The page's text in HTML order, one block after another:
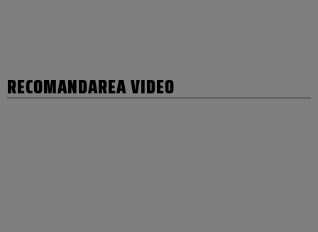
RECOMANDAREA VIDEO